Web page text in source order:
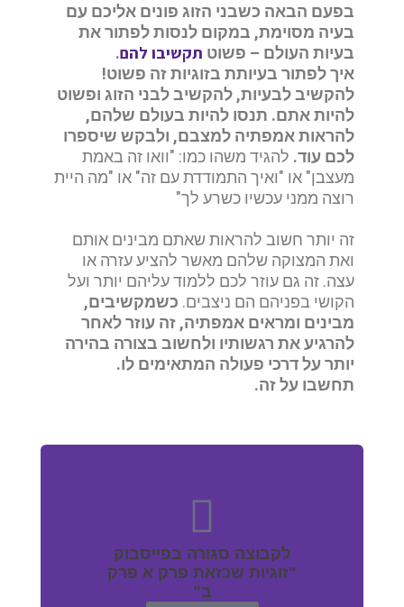
בפעם הבאה כשבני הזוג פונים אליכם עם
בעיה מסוימת, במקום לנסות לפתור את
בעיות העולם – פשוט תקשיבו להם.
איך לפתור בעיותת בזוגיות זה פשוט!
להקשיב לבעיות, להקשיב לבני הזוג ופשוט
להיות אתם. תנסו להיות בעולם שלהם,
להראות אמפתיה למצבם, ולבקש שיספרו
לכם עוד. להגיד משהו כמו: "וואו זה באמת
מעצבן" או "ואיך התמודדת עם זה" או "מה היית
רוצה ממני עכשיו כשרע לך"
זה יותר חשוב להראות שאתם מבינים אותם
ואת המצוקה שלהם מאשר להציע עזרה או
עצה. זה גם עוזר לכם ללמוד עליהם יותר ועל
הקושי בפניהם הם ניצבים. כשמקשיבים,
מבינים ומראים אמפתיה, זה עוזר לאחר
להרגיע את רגשותיו ולחשוב בצורה בהירה
יותר על דרכי פעולה המתאימים לו.
תחשבו על זה.
לקבוצה סגורה בפייסבוק
"זוגיות שכזאת פרק א פרק
ב"